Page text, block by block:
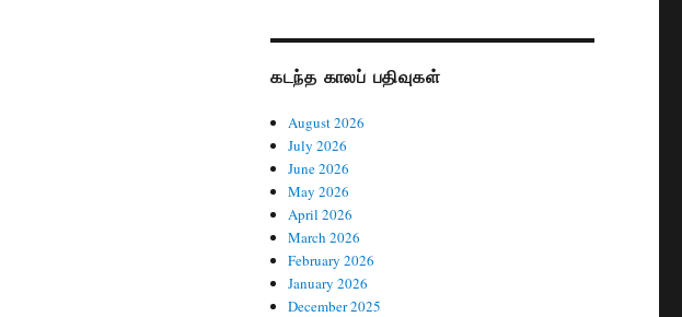
கடந்த காலப் பதிவுகள்
August 2026
July 2026
June 2026
May 2026
April 2026
March 2026
February 2026
January 2026
December 2025